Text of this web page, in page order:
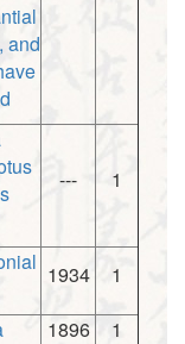
and
--- 1
1934
1
1896 1